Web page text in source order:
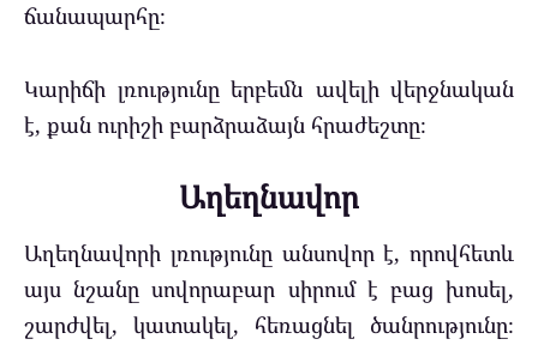
ճանապարհը։
Կարիճի լռությունը երբեմն ավելի վերջնական
է, քան ուրիշի բարձրաձայն հրաժեշտը։
Աղեղնավոր
Աղեղնավորի լռությունը անսովոր է, որովհետև
այս նշանը սովորաբար սիրում է բաց խոսել,
շարժվել, կատակել, հեռացնել ծանրությունը։